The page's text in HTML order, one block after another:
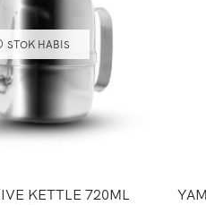
STOK HABIS
KETTLE 720ML